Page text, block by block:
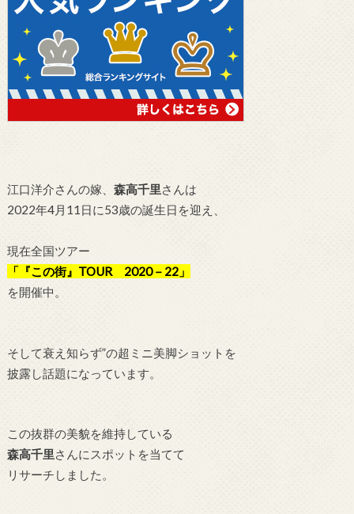
江口洋介さんの嫁、 森高千里さんは
2022年4月11日に53歳の誕生日を迎え、
現在全国ツアー
「『この街』 TOUR 2020－22」
を開催中。
そして衰え知らず”の超ミニ美脚ショットを
披露し話題になっています。
この抜群の美貌を維持している
森高千里さんにスポットを当てて
リサーチしました。